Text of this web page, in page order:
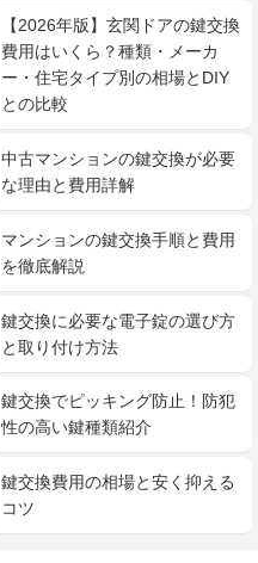
【2026年版】玄関ドアの鍵交換
費用はいくら？種類・メーカ
ー・住宅タイプ別の相場とDIY
との比較
中古マンションの鍵交換が必要
な理由と費用詳解
マンションの鍵交換手順と費用
を徹底解説
鍵交換に必要な電子錠の選び方
と取り付け方法
鍵交換でピッキング防止！防犯
性の高い鍵種類紹介
鍵交換費用の相場と安く抑える
コツ